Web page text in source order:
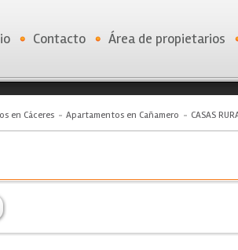
Contacto Área de propietarios
en Cáceres Apartamentos en Cañamero CASAS